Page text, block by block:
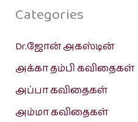
Categories
Dr.ஜோன் அகஸ்டின்
அக்கா தம்பி கவிதைகள்
அப்பா கவிதைகள்
அம்மா கவிதைகள்